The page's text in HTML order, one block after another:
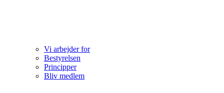
Vi arbejder for
Bestyrelsen
Principper
Bliv medlem